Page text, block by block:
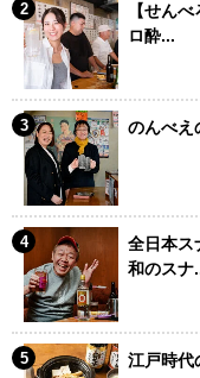
【せん
ロ酔...
のんべえ
全日本ス
和のスナ
江戸時代